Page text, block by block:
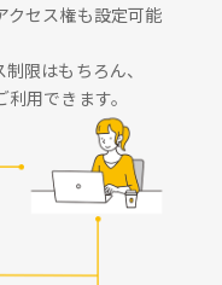
クセス権も設定可能
限はもちろん、
用できます。